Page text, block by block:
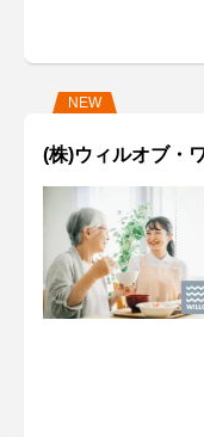
NEW
(株)ウィルオブ・